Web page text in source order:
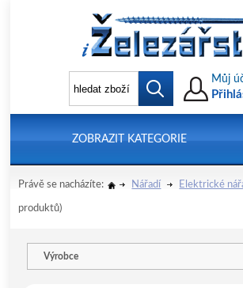
Můj
ZOBRAZIT KATEGORIE
Právě se nacházíte: Nářadí Elektrické
produktů)
Výrobce